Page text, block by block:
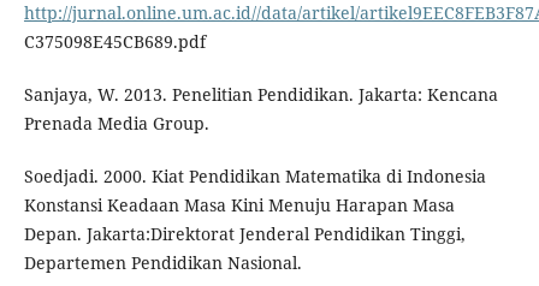
http://jurnal.online.um.ac.id//data/artikel/
C375098E45CB689.pdf
Sanjaya, W. 2013. Penelitian Pendidikan. Jakarta: Kencana
Prenada Media Group.
Soedjadi. 2000. Kiat Pendidikan Matematika di Indonesia
Konstansi Keadaan Masa Kini Menuju Harapan Masa
Depan. Jakarta:Direktorat Jenderal Pendidikan Tinggi,
Departemen Pendidikan Nasional.